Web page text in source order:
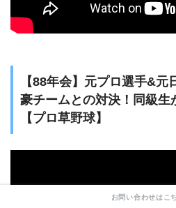
【88年会】元プロ選手&
豪チームとの対決！同級生
【プロ草野球】
お問い合わせはこ